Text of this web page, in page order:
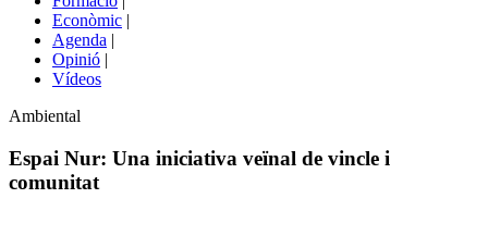
Econòmic |
Agenda |
Opinió |
Vídeos
Àmbit
la
notícia
Ambiental
Espai Nur: Una iniciativa veïnal de vincle i
comunitat